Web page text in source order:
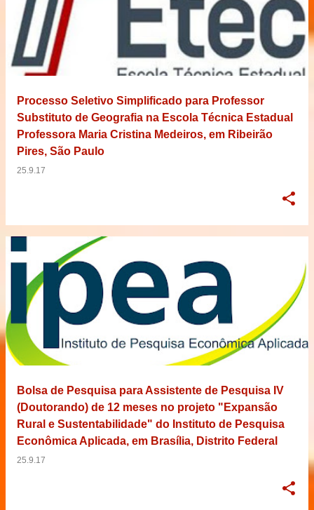
Processo Seletivo Simplificado para Professor
Substituto de Geografia na Escola Técnica Estadual
Professora Maria Cristina Medeiros, em Ribeirão
Pires, São Paulo
25.9.17
Bolsa de Pesquisa para Assistente de Pesquisa IV
(Doutorando) de 12 meses no projeto "Expansão
Rural e Sustentabilidade" do Instituto de Pesquisa
Econômica Aplicada, em Brasília, Distrito Federal
25.9.17